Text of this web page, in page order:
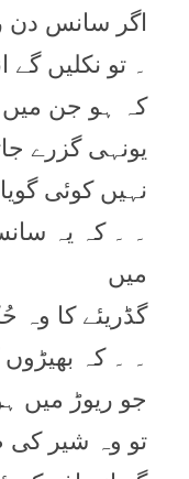
اگر سانس
۔ تو نکلیں گے
کہ ہو جن میں
یونہی گزرے
نہیں کوئی
۔ ۔ کہ یہ
میں
گڈریئے کا وہ
۔ ۔ کہ
جو ریوڑ میں
تو وہ شیر کی